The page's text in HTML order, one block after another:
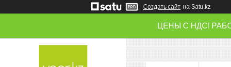
Создать сайт на Satu.kz
ЦЕНЫ С НДС!